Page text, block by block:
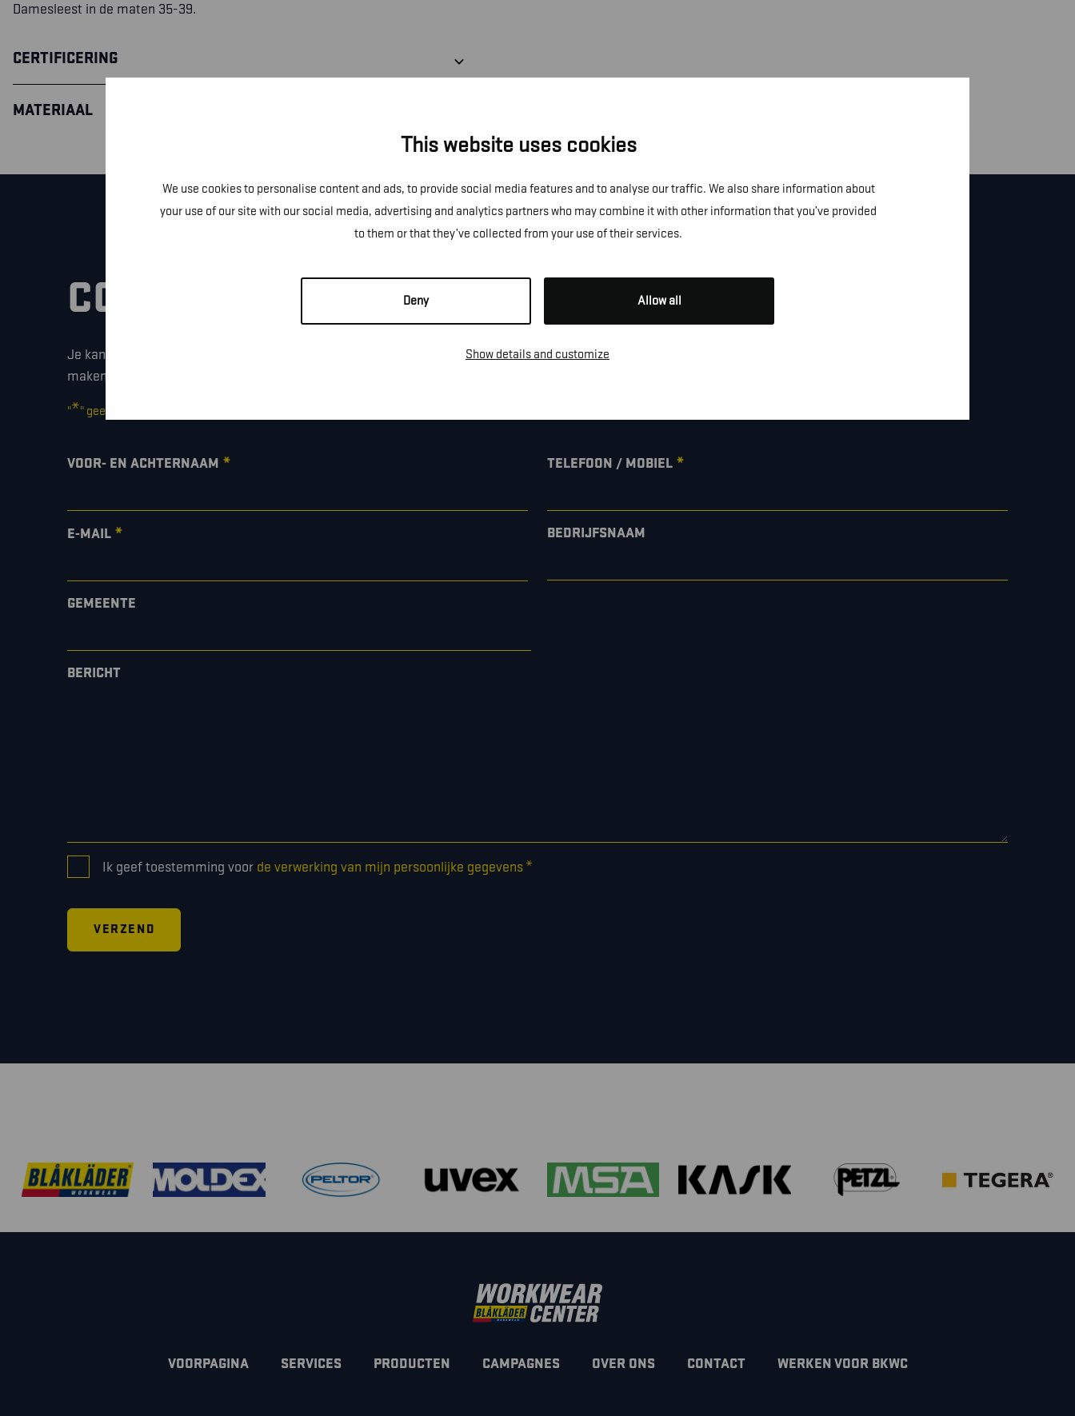
This website uses cookies
We use cookies to personalise content and ads, to provide social media features and to analyse our traffic. We also share information about
your use of our site with our social media, advertising and analytics partners who may combine it with other information that you’ve provided
to them or that they’ve collected from your use of their services.
Deny Allow all
Show details and customize
Damesleest in de maten 35-39.
CERTIFICERING
MATERIAAL
CONTACTEER ONS!
Je kan dit formulier gebruiken om meer informatie te vragen, een afspraak te
maken of gewoon om even hallo te zeggen.
"*" geeft vereiste velden aan
VOOR- EN ACHTERNAAM * TELEFOON / MOBIEL *
E-MAIL * BEDRIJFSNAAM
GEMEENTE
BERICHT
CONSENT
*
Ik geef toestemming voor de verwerking van mijn persoonlijke gegevens*
VOORPAGINA SERVICES PRODUCTEN CAMPAGNES OVER ONS CONTACT WERKEN VOOR BKWC